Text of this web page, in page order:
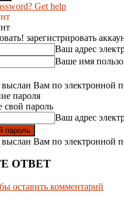
Get help
зарегистрировать
Ваш адрес
Ваше имя
выслан Вам по электронной
пароля
свой пароль
Ваш адрес
выслан Вам по электронной
ОТВЕТ
оставить комментарий